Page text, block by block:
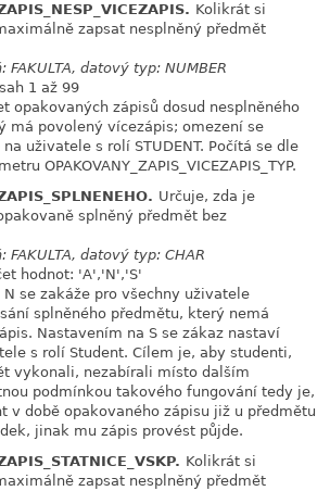
Kolikrát si
zapsat nesplněný předmět
FAKULTA, datový typ: NUMBER
1 až 99
opakovaných zápisů dosud nesplněného
má povolený vícezápis; omezení se
uživatele s rolí STUDENT. Počítá se dle
OPAKOVANY_ZAPIS_VICEZAPIS_TYP.
Určuje, zda je
splněný předmět bez
FAKULTA, datový typ: CHAR
hodnot: 'A','N','S'
se zakáže pro všechny uživatele
splněného předmětu, který nemá
Nastavením na S se zákaz nastaví
s rolí Student. Cílem je, aby studenti,
vykonali, nezabírali místo dalším
podmínkou takového fungování tedy je,
v době opakovaného zápisu již u předmětu
jinak mu zápis provést půjde.
Kolikrát si
zapsat nesplněný předmět